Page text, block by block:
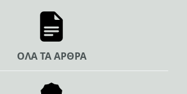
ΟΛΑ ΤΑ ΑΡΘΡΑ